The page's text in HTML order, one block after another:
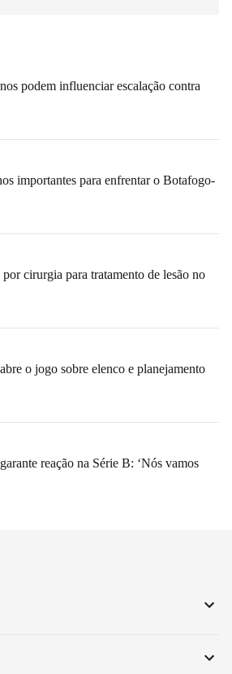
podem influenciar escalação contra
importantes para enfrentar o Botafogo-
cirurgia para tratamento de lesão no
o jogo sobre elenco e planejamento
reação na Série B: ‘Nós vamos